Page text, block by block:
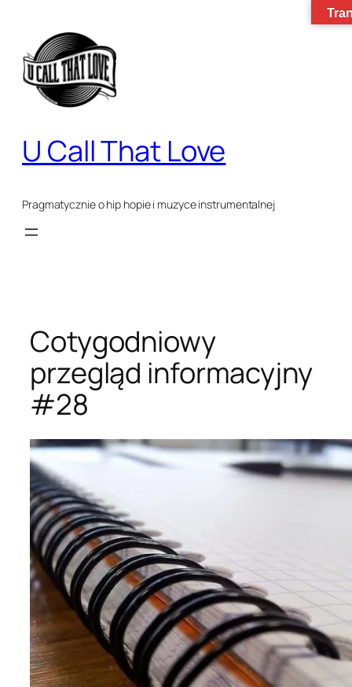
treści
U Call That Love
Pragmatycznie o hip hopie i muzyce instrumentalnej
Cotygodniowy
przegląd informacyjny
#28